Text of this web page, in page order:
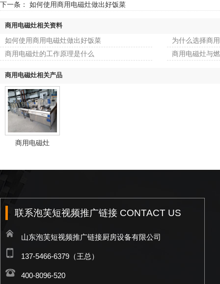
下一条： 如何使用商用电磁灶做出好饭菜
商用电磁灶相关资料
如何使用商用电磁灶做出好饭菜
为什么选择商
商用电磁灶的工作原理是什么
商用电磁灶与
商用电磁灶相关产品
商用电磁灶
联系泡芙短视频推广链接 CONTACT US
山东泡芙短视频推广链接厨房设备有限公司
137-5466-6379（王总）
400-8096-520